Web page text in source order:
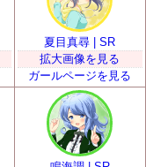
夏目真尋 | SR
拡大画像を見る
ガールページを見る